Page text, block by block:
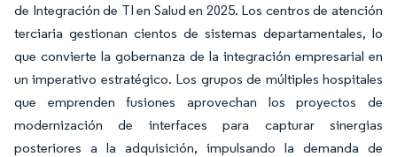
de Integración de TI en Salud en 2025. Los centros de atención
terciaria gestionan cientos de sistemas departamentales, lo
que convierte la gobernanza de la integración empresarial en
un imperativo estratégico. Los grupos de múltiples hospitales
que emprenden fusiones aprovechan los proyectos de
modernización de interfaces para capturar sinergias
posteriores a la adquisición, impulsando la demanda de